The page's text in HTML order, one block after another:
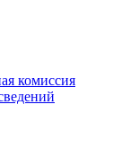
комиссия